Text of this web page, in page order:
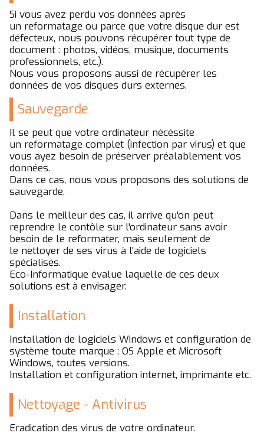
Si vous avez perdu vos données après
un reformatage ou parce que votre disque dur est
défecteux, nous pouvons récupérer tout type de
document : photos, vidéos, musique, documents
professionnels, etc.).
Nous vous proposons aussi de récupérer les
données de vos disques durs externes.
Sauvegarde
Il se peut que votre ordinateur nécéssite
un reformatage complet (infection par virus) et que
vous ayez besoin de préserver préalablement vos
données.
Dans ce cas, nous vous proposons des solutions de
sauvegarde.
Dans le meilleur des cas, il arrive qu'on peut
reprendre le contôle sur l'ordinateur sans avoir
besoin de le reformater, mais seulement de
le nettoyer de ses virus à l'aide de logiciels
spécialisés.
Eco-Informatique évalue laquelle de ces deux
solutions est à envisager.
Installation
Installation de logiciels Windows et configuration de
système toute marque : OS Apple et Microsoft
Windows, toutes versions.
Installation et configuration internet, imprimante etc.
Nettoyage - Antivirus
Eradication des virus de votre ordinateur.